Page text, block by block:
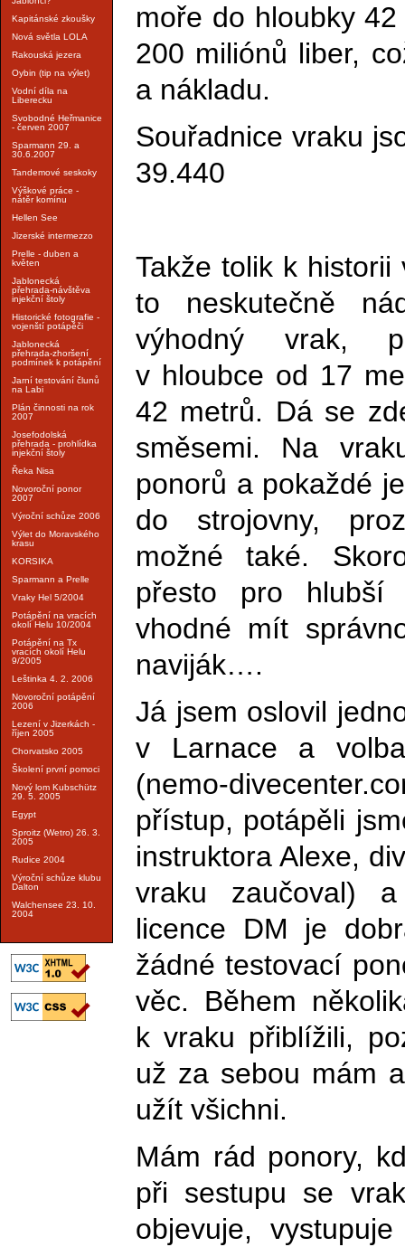
Kapitánské zkoušky
Nová světla LOLA
Rakouská jezera
Oybin (tip na výlet)
Vodní díla na
Liberecku
Svobodné Heřmanice
- červen 2007
Sparmann 29. a
30.6.2007
Tandemové seskoky
Výškové práce -
nátěr komínu
Hellen See
Jizerské intermezzo
Prelle - duben a
květen
Jablonecká
přehrada-návštěva
injekční štoly
Historické fotografie -
vojenští potápěči
Jablonecká
přehrada-zhoršení
podmínek k potápění
Jarní testování člunů
na Labi
Plán činnosti na rok
2007
Josefodolská
přehrada - prohlídka
injekční štoly
Řeka Nisa
Novoroční ponor
2007
Výroční schůze 2006
Výlet do Moravského
krasu
KORSIKA
Sparmann a Prelle
Vraky Hel 5/2004
Potápění na vracích
okolí Helu 10/2004
Potápění na Tx
vracích okolí Helu
9/2005
Leštinka 4. 2. 2006
Novoroční potápění
2006
Lezení v Jizerkách -
říjen 2005
Chorvatsko 2005
Školení první pomoci
Nový lom Kubschütz
29. 5. 2005
Egypt
Sproitz (Wetro) 26. 3.
2005
Rudice 2004
Výroční schůze klubu
Dalton
Walchensee 23. 10.
2004
moře do hloubky
200 miliónů liber,
a nákladu.
Souřadnice vraku
39.440
Takže tolik k
to neskutečně
výhodný vrak,
v hloubce od 17
42 metrů. Dá se
směsemi. Na
ponorů a pokaždé
do strojovny,
možné také.
přesto pro
vhodné mít
naviják….
Já jsem oslovil
v Larnace a
(nemo-
přístup, potápěli
instruktora Alexe,
vraku zaučoval)
licence DM je
žádné testovací
věc. Během
k vraku přiblížili,
už za sebou mám
užít všichni.
Mám rád ponory,
při sestupu se
objevuje,